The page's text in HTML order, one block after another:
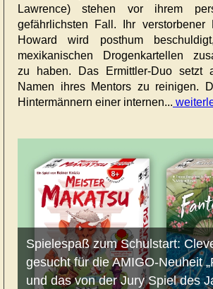
Lawrence) stehen vor ihrem
gefährlichsten Fall. Ihr verstorbener
Howard wird posthum
mexikanischen Drogenkartellen
zu haben. Das Ermittler-Duo setzt
Namen ihres Mentors zu reinigen.
Hintermännern einer internen...
Spielespaß zum Schulstart:
gesucht für die AMIGO-Neuheit
und das von der Jury Spiel des